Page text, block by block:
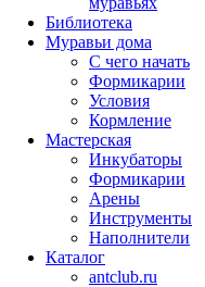
Библиотека
Муравьи дома
С чего начать
Формикарии
Условия
Кормление
Мастерская
Инкубаторы
Формикарии
Арены
Инструменты
Наполнители
Каталог
antclub.ru